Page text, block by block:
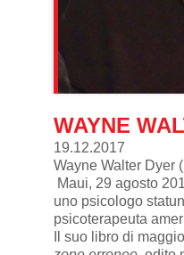
WAYNE
19.12.2017
Wayne Walter Dyer(
Maui, 29 agosto
uno psicologo
psicoterapeuta
Il suo libro di